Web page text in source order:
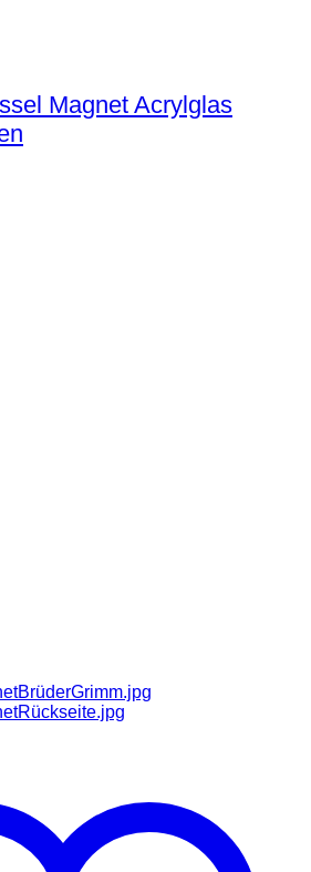
Magnet Acrylglas